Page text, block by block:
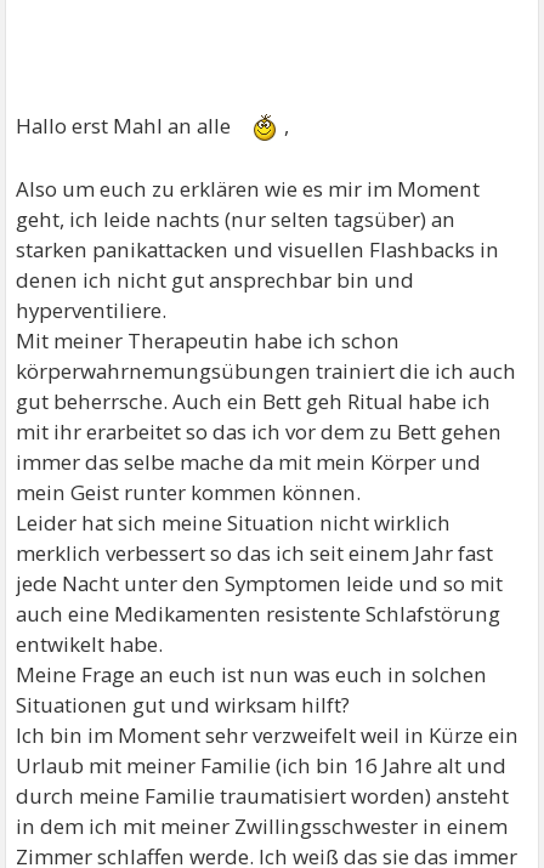
Hallo erst Mahl an alle ,
Also um euch zu erklären wie es mir im Moment
geht, ich leide nachts (nur selten tagsüber) an
starken panikattacken und visuellen Flashbacks in
denen ich nicht gut ansprechbar bin und
hyperventiliere.
Mit meiner Therapeutin habe ich schon
körperwahrnemungsübungen trainiert die ich auch
gut beherrsche. Auch ein Bett geh Ritual habe ich
mit ihr erarbeitet so das ich vor dem zu Bett gehen
immer das selbe mache da mit mein Körper und
mein Geist runter kommen können.
Leider hat sich meine Situation nicht wirklich
merklich verbessert so das ich seit einem Jahr fast
jede Nacht unter den Symptomen leide und so mit
auch eine Medikamenten resistente Schlafstörung
entwikelt habe.
Meine Frage an euch ist nun was euch in solchen
Situationen gut und wirksam hilft?
Ich bin im Moment sehr verzweifelt weil in Kürze ein
Urlaub mit meiner Familie (ich bin 16 Jahre alt und
durch meine Familie traumatisiert worden) ansteht
in dem ich mit meiner Zwillingsschwester in einem
Zimmer schlaffen werde. Ich weiß das sie das immer